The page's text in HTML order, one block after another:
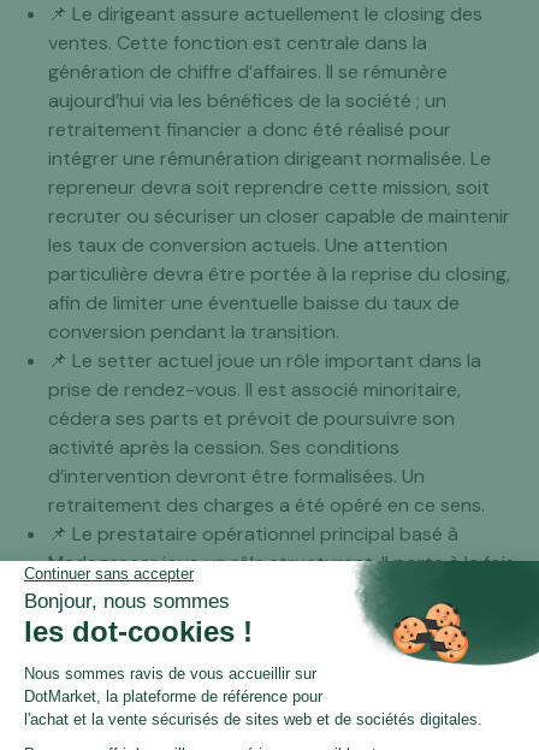
📌 Le dirigeant assure actuellement le closing des
ventes. Cette fonction est centrale dans la
génération de chiffre d’affaires. Il se rémunère
aujourd’hui via les bénéfices de la société ; un
retraitement financier a donc été réalisé pour
intégrer une rémunération dirigeant normalisée. Le
repreneur devra soit reprendre cette mission, soit
recruter ou sécuriser un closer capable de maintenir
les taux de conversion actuels. Une attention
particulière devra être portée à la reprise du closing,
afin de limiter une éventuelle baisse du taux de
conversion pendant la transition.
📌 Le setter actuel joue un rôle important dans la
prise de rendez-vous. Il est associé minoritaire,
cédera ses parts et prévoit de poursuivre son
activité après la cession. Ses conditions
d’intervention devront être formalisées. Un
retraitement des charges a été opéré en ce sens.
📌 Le prestataire opérationnel principal basé à
Madagascar joue un rôle structurant. Il porte à la fois
la supervision des campagnes, le management des
account managers, la relation client opérationnelle et
une partie de la qualité délivrée. Il conviendra de
sécuriser contractuellement son maintien après
cession. Il est aussi recommander de prévoir un plan